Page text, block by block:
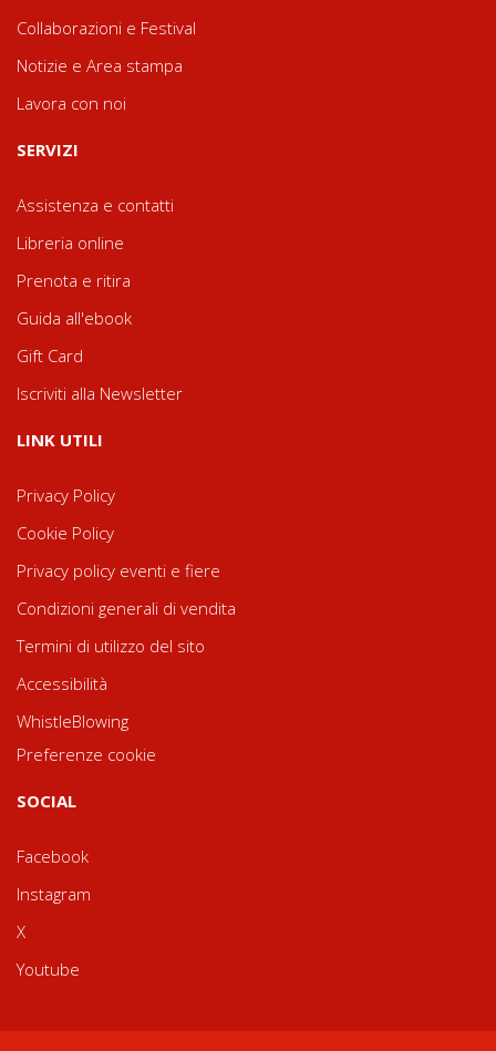
Collaborazioni e Festival
Notizie e Area stampa
Lavora con noi
SERVIZI
Assistenza e contatti
Libreria online
Prenota e ritira
Guida all'ebook
Gift Card
Iscriviti alla Newsletter
LINK UTILI
Privacy Policy
Cookie Policy
Privacy policy eventi e fiere
Condizioni generali di vendita
Termini di utilizzo del sito
Accessibilità
WhistleBlowing
Preferenze cookie
SOCIAL
Facebook
Instagram
X
Youtube